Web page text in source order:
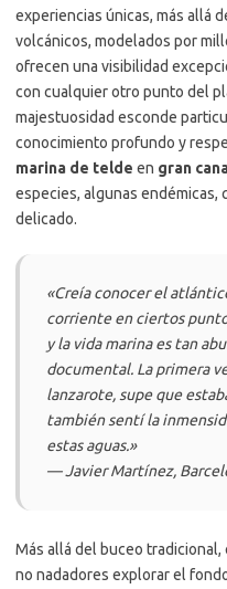
experiencias únicas, más allá
volcánicos, modelados por
ofrecen una visibilidad
con cualquier otro punto del
majestuosidad esconde
conocimiento profundo y
marina de telde en gran
especies, algunas endémicas,
delicado.
«Creía conocer el
corriente en ciertos
y la vida marina es tan
documental. La primera
lanzarote, supe que
también sentí la
estas aguas.»
— Javier Martínez,
Más allá del buceo tradicional,
no nadadores explorar el